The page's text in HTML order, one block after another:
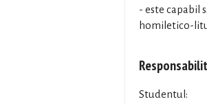
- este capabil
homiletico-
Studentul: